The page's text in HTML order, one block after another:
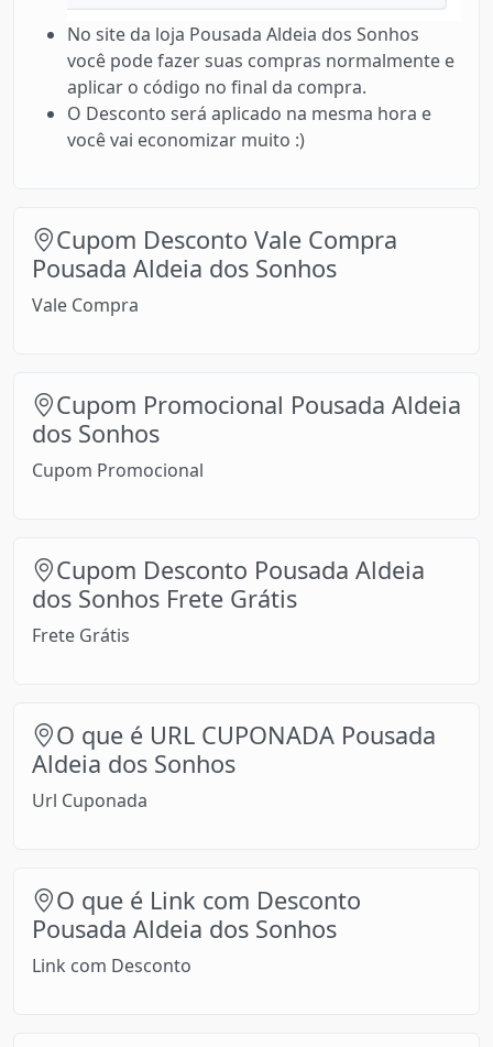
No site da loja Pousada Aldeia dos Sonhos
você pode fazer suas compras normalmente e
aplicar o código no final da compra.
O Desconto será aplicado na mesma hora e
você vai economizar muito :)
Cupom Desconto Vale Compra
Pousada Aldeia dos Sonhos
Vale Compra
Cupom Promocional Pousada Aldeia
dos Sonhos
Cupom Promocional
Cupom Desconto Pousada Aldeia
dos Sonhos Frete Grátis
Frete Grátis
O que é URL CUPONADA Pousada
Aldeia dos Sonhos
Url Cuponada
O que é Link com Desconto
Pousada Aldeia dos Sonhos
Link com Desconto